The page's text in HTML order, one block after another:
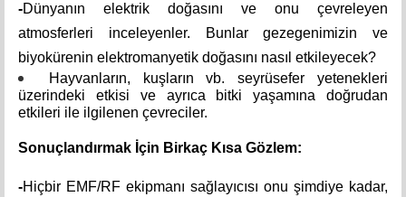
-Dünyanın elektrik doğasını ve onu çevreleyen
atmosferleri inceleyenler. Bunlar gezegenimizin ve
biyokürenin elektromanyetik doğasını nasıl etkileyecek?
Hayvanların, kuşların vb. seyrüsefer yetenekleri
üzerindeki etkisi ve ayrıca bitki yaşamına doğrudan
etkileri ile ilgilenen çevreciler.
Sonuçlandırmak İçin Birkaç Kısa Gözlem:
-Hiçbir EMF/RF ekipmanı sağlayıcısı onu şimdiye kadar,